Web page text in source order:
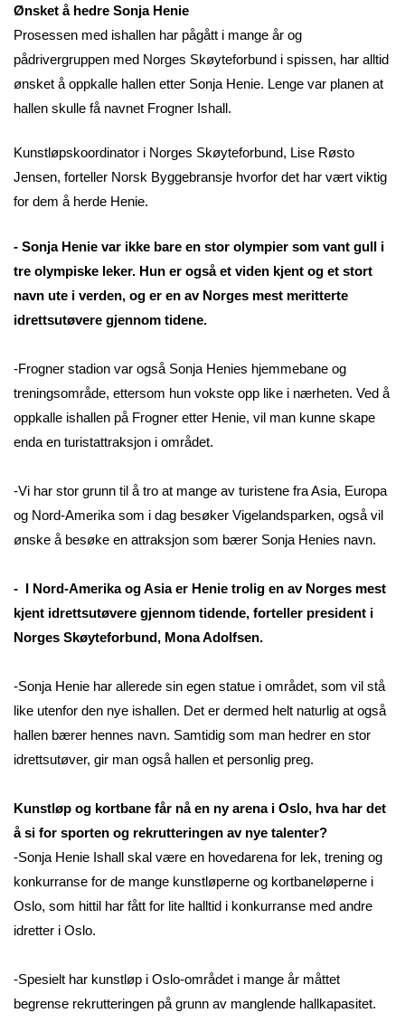
Ønsket å hedre Sonja Henie
Prosessen med ishallen har pågått i mange år og
pådrivergruppen med Norges Skøyteforbund i spissen, har alltid
ønsket å oppkalle hallen etter Sonja Henie. Lenge var planen at
hallen skulle få navnet Frogner Ishall.
Kunstløpskoordinator i Norges Skøyteforbund, Lise Røsto
Jensen, forteller Norsk Byggebransje hvorfor det har vært viktig
for dem å herde Henie.
- Sonja Henie var ikke bare en stor olympier som vant gull i
tre olympiske leker. Hun er også et viden kjent og et stort
navn ute i verden, og er en av Norges mest meritterte
idrettsutøvere gjennom tidene.
-Frogner stadion var også Sonja Henies hjemmebane og
treningsområde, ettersom hun vokste opp like i nærheten. Ved å
oppkalle ishallen på Frogner etter Henie, vil man kunne skape
enda en turistattraksjon i området.
-Vi har stor grunn til å tro at mange av turistene fra Asia, Europa
og Nord-Amerika som i dag besøker Vigelandsparken, også vil
ønske å besøke en attraksjon som bærer Sonja Henies navn.
- I Nord-Amerika og Asia er Henie trolig en av Norges mest
kjent idrettsutøvere gjennom tidende, forteller president i
Norges Skøyteforbund, Mona Adolfsen.
-Sonja Henie har allerede sin egen statue i området, som vil stå
like utenfor den nye ishallen. Det er dermed helt naturlig at også
hallen bærer hennes navn. Samtidig som man hedrer en stor
idrettsutøver, gir man også hallen et personlig preg.
Kunstløp og kortbane får nå en ny arena i Oslo, hva har det
å si for sporten og rekrutteringen av nye talenter?
-Sonja Henie Ishall skal være en hovedarena for lek, trening og
konkurranse for de mange kunstløperne og kortbaneløperne i
Oslo, som hittil har fått for lite halltid i konkurranse med andre
idretter i Oslo.
-Spesielt har kunstløp i Oslo-området i mange år måttet
begrense rekrutteringen på grunn av manglende hallkapasitet.